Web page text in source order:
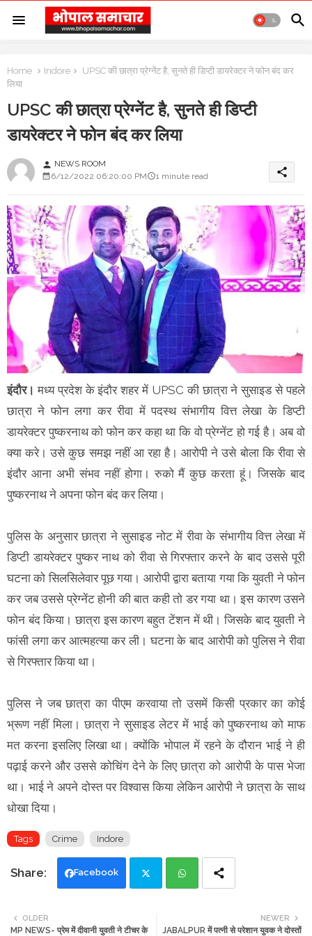
Home Indore
UPSC की छात्रा प्रेग्नेंट है, सुनते ही डिप्टी डायरेक्टर ने फोन बंद कर
लिया
UPSC की छात्रा प्रेग्नेंट है, सुनते ही डिप्टी
डायरेक्टर ने फोन बंद कर लिया
person NEWS ROOM
6/12/2022 06:20:00 PM
1 minute read share
इंदौर। मध्य प्रदेश के इंदौर शहर में UPSC की छात्रा ने सुसाइड से पहले
छात्रा ने फोन लगा कर रीवा में पदस्थ संभागीय वित्त लेखा के डिप्टी
डायरेक्टर पुष्करनाथ को फोन कर कहा था कि वो प्रेग्नेंट हो गई है। अब वो
क्या करे। उसे कुछ समझ नहीं आ रहा है। आरोपी ने उसे बोला कि रीवा से
इंदौर आना अभी संभव नहीं होगा। रुको मैं कुछ करता हूं। जिसके बाद
पुष्करनाथ ने अपना फोन बंद कर लिया।
पुलिस के अनुसार छात्रा ने सुसाइड नोट में रीवा के संभागीय वित्त लेखा में
डिप्टी डायरेक्टर पुष्कर नाथ को रीवा से गिरफ्तार करने के बाद उससे पूरी
घटना को सिलसिलेवार पूछ गया। आरोपी द्वारा बताया गया कि युवती ने फोन
कर जब उससे प्रेग्नेंट होनी की बात कही तो डर गया था। इस कारण उसने
फोन बंद किया। छात्रा इस कारण बहुत टेंशन में थी। जिसके बाद युवती ने
फांसी लगा कर आत्महत्या कर ली। घटना के बाद आरोपी को पुलिस ने रीवा
से गिरफ्तार किया था।
पुलिस ने जब छात्रा का पीएम करवाया तो उसमें किसी प्रकार का कोई
भ्रूण नहीं मिला। छात्रा ने सुसाइड लेटर में भाई को पुष्करनाथ को माफ
मत करना इसलिए लिखा था। क्योंकि भोपाल में रहने के दौरान भाई ने ही
पढ़ाई करने और उससे कोचिंग देने के लिए छात्रा को आरोपी के पास भेजा
था। भाई ने अपने दोस्त पर विश्वास किया लेकिन आरोपी ने छात्रा के साथ
धोखा दिया।
Tags Crime Indore
Facebook
tte ats
NEWER
JABALPUR में पत्नी से परेशान युवक ने दोस्तों
OLDER
MP NEWS- प्रेम में दीवानी युवती ने टीचर के